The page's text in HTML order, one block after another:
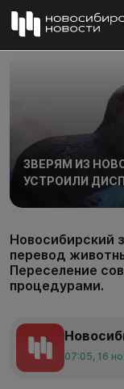
ЗВЕРЯМ ИЗ
УСТРОИЛИ
Новосибирский
перевод
Переселение
процедурами.
07:05, 16